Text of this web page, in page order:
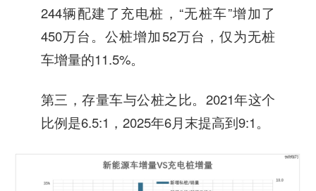
244辆配建了充电桩，“无桩车”增加了
450万台。公桩增加52万台，仅为无桩
车增量的11.5%。
第三，存量车与公桩之比。2021年这个
比例是6.5:1，2025年6月末提高到9:1。